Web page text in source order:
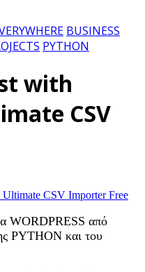
BUSINESS
PYTHON
with
CSV
WORDPRESS από
PYTHON και του